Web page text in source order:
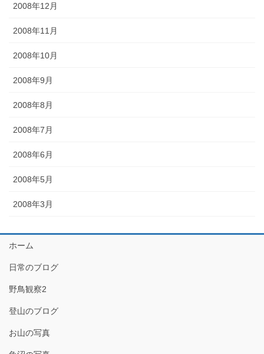
2008年12月
2008年11月
2008年10月
2008年9月
2008年8月
2008年7月
2008年6月
2008年5月
2008年3月
ホーム
日常のブログ
野鳥観察2
登山のブログ
お山の写真